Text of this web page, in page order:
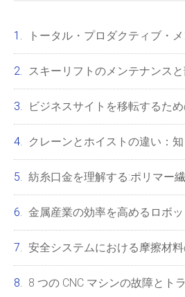
トータル・プロダクティブ・メンテナンス (TPM):効率を向上させ、
スキーリフトのメンテナンス
ビジネスサイトを移転するための基本ガ
クレーンとホイストの違い：
紡糸口金を理解する:ポリマー
金属産業の効率を高めるロボ
安全システムにおける摩擦材
8 つの CNC マシンの故障とトラブ